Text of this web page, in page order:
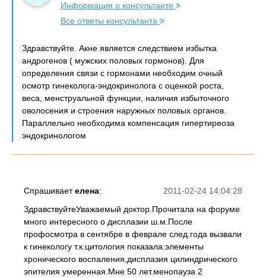
Информация о консультанте
Все ответы консультанта
Здравствуйте. Акне является следствием избытка
андрогенов ( мужских половых гормонов). Для
определения связи с гормонами необходим очный
осмотр гинеколога-эндокринолога с оценкой роста,
веса, менструальной функции, наличия избыточного
оволосения и строения наружных половых органов.
Параллельно необходима компенсация гипертиреоза
эндокринологом
2011-02-24 14:04:28
Спрашиваетелена:
ЗдравствуйтеУважаемый доктор.Прочитала на форуме
много интересного о дисплазии ш.м.После
профосмотра в сентябре в феврале след.года вызвали
к гинекологу т.к.цитология показала:элементы
хронического воспаления,дисплазия цилиндрического
эпителия умеренная.Мне 50 лет.менопауза 2